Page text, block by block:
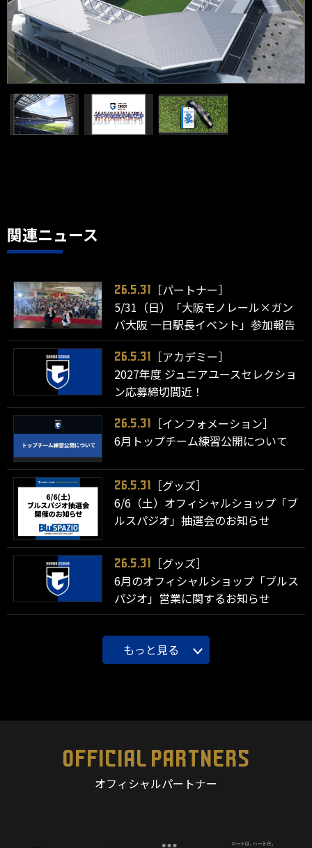
関連ニュース
26.5.31
［パートナー］
5/31（日）「大阪モノレール×ガン
バ大阪 一日駅長イベント」参加報告
26.5.31
［アカデミー］
2027年度 ジュニアユースセレクショ
ン応募締切間近！
26.5.31
［インフォメーション］
6月トップチーム練習公開について
26.5.31
［グッズ］
6/6（土）オフィシャルショップ「ブ
ルスパジオ」抽選会のお知らせ
26.5.31
［グッズ］
6月のオフィシャルショップ「ブルス
パジオ」営業に関するお知らせ
もっと見る
OFFICIAL PARTNERS
オフィシャルパートナー